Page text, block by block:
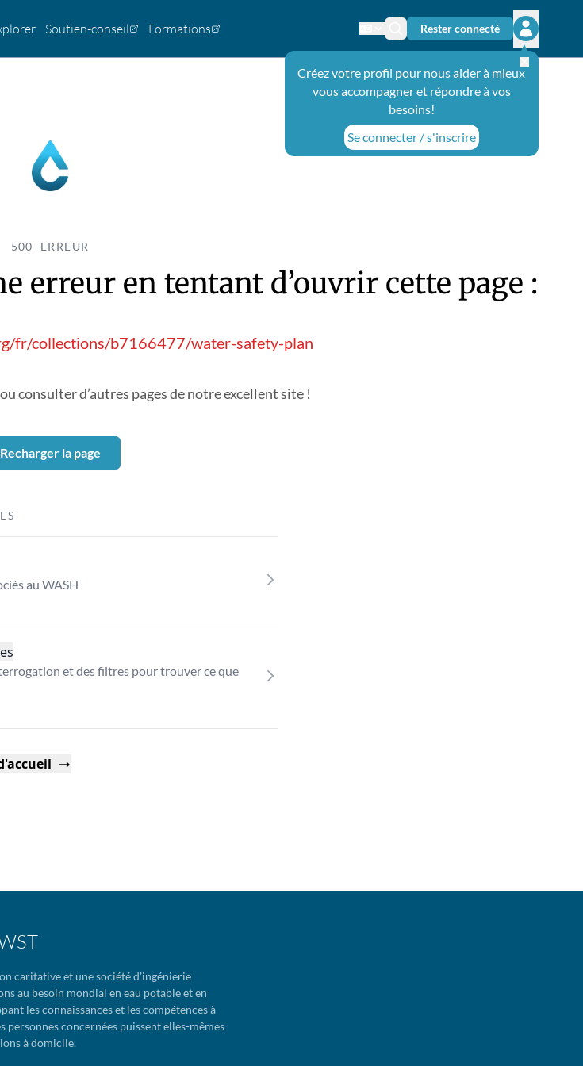
Soutien-conseil Formations Changer de langue
Icône de recherche
Rester connecté
Ouvrir le
Créez votre profil pour nous aider à mieux
vous accompagner et répondre à vos
besoins!
Se connecter / s'inscrire
500 ERREUR
erreur en tentant d’ouvrir cette page :
fr/collections/b7166477/water-safety-plan
consulter d’autres pages de notre excellent site !
Recharger la page
au WASH
et des filtres pour trouver ce que
caritative et une société d'ingénierie
au besoin mondial en eau potable et en
les connaissances et les compétences à
personnes concernées puissent elles-mêmes
à domicile.